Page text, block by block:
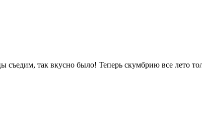
так вкусно было! Теперь скумбрию все лето